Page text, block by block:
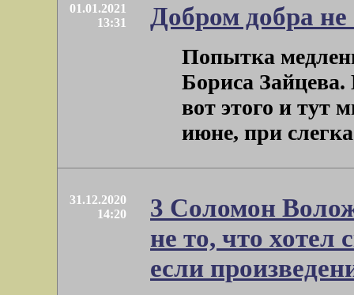
01.01.2021
13:31
Добром добра не
Попытка
Бориса Зайцева.
вот этого и тут
июне, при
31.12.2020
14:20
3 Соломон
не то, что хотел
если